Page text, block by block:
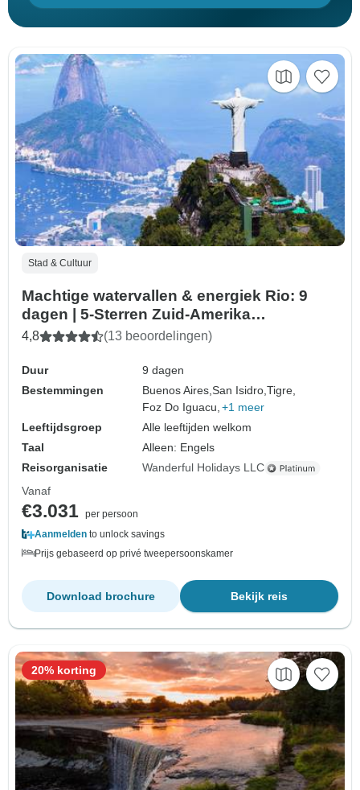
Stad & Cultuur
Machtige watervallen & energiek Rio: 9
dagen | 5-Sterren Zuid-Amerika
Ontsnappen
4,8 (13 beoordelingen)
Duur
9 dagen
Bestemmingen
Buenos Aires,San Isidro,Tigre,
Foz Do Iguacu, +1 meer
Leeftijdsgroep
Alle leeftijden welkom
Taal
Alleen: Engels
Reisorganisatie
Wanderful Holidays LLC
Vanaf
€3.031 per persoon
Aanmelden to unlock savings
Prijs gebaseerd op privé tweepersoonskamer
Bekijk reis
Download brochure
20% korting